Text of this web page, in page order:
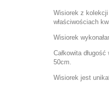
Wisiorek z
właściwościach
Wisiorek
Całkowita
50cm.
Wisiorek jest